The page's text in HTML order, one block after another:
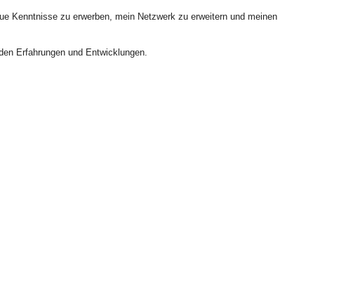
Kenntnisse zu erwerben, mein Netzwerk zu erweitern und meinen
Erfahrungen und Entwicklungen.